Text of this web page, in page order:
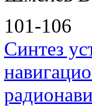
101-106
Синтез